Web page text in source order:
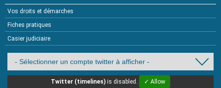
Vos droits et démarches
Fiches pratiques
Casier judiciaire
Twitter (timelines) is disabled. ✓ Allow